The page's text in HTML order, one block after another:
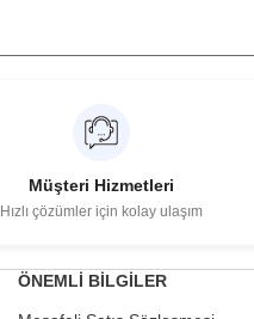
Müşteri Hizmetleri
Hızlı çözümler için kolay ulaşım
ÖNEMLİ BİLGİLER